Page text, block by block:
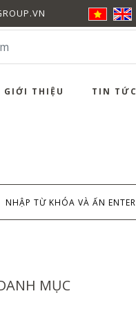
GIỚI THIỆU TIN TỨC
MỤC